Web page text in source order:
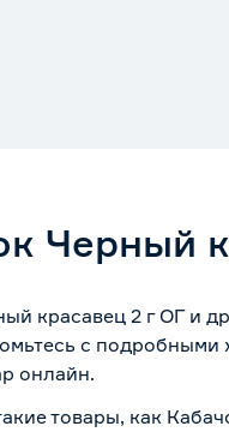
Черный
красавец 2 г ОГ и
с подробными
онлайн.
товары, как